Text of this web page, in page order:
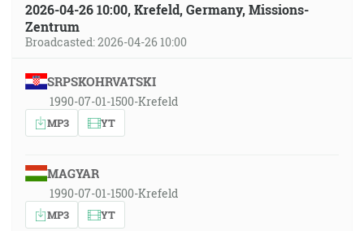
2026-04-26 10:00, Krefeld, Germany, Missions-
Zentrum
Broadcasted: 2026-04-26 10:00
SRPSKOHRVATSKI
1990-07-01-1500-Krefeld
MP3 YT
MAGYAR
1990-07-01-1500-Krefeld
MP3 YT